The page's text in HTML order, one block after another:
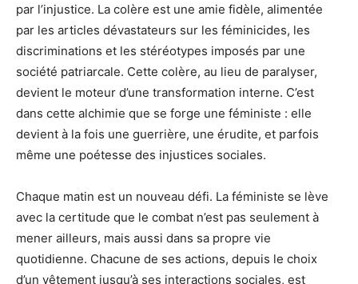
par l’injustice. La colère est une amie fidèle, alimentée
par les articles dévastateurs sur les féminicides, les
discriminations et les stéréotypes imposés par une
société patriarcale. Cette colère, au lieu de paralyser,
devient le moteur d’une transformation interne. C’est
dans cette alchimie que se forge une féministe : elle
devient à la fois une guerrière, une érudite, et parfois
même une poétesse des injustices sociales.
Chaque matin est un nouveau défi. La féministe se lève
avec la certitude que le combat n’est pas seulement à
mener ailleurs, mais aussi dans sa propre vie
quotidienne. Chacune de ses actions, depuis le choix
d’un vêtement jusqu’à ses interactions sociales, est